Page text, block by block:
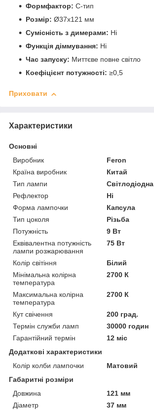
Формфактор: С-тип
Розмір: Ø37х121 мм
Сумісність з димерами: Ні
Функція діммування: Ні
Час запуску: Миттєве повне світло
Коефіцієнт потужності: ≥0,5
Приховати
Характеристики
Основні
Виробник
Feron
Країна виробник
Китай
Тип лампи
Світлодіодна
Рефлектор
Ні
Форма лампочки
Капсула
Тип цоколя
Різьба
Потужність
9 Вт
Еквівалентна потужність
лампи розжарювання
75 Вт
Колір світіння
Білий
Мінімальна колірна
температура
2700 К
Максимальна колірна
температура
2700 К
Кут свічення
200 град.
Термін служби ламп
30000 годин
Гарантійний термін
12 міс
Додаткові характеристики
Колір колби лампочки
Матовий
Габаритні розміри
Довжина
121 мм
Діаметр
37 мм